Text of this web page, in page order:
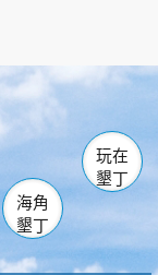
南仁湖
佳樂水
風吹沙龍磐公園
海角
墾丁
玩在
墾丁